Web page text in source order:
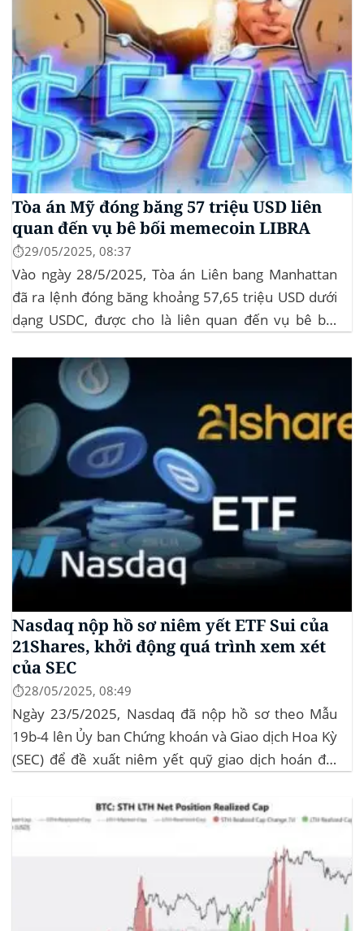
Tòa án Mỹ đóng băng 57 triệu USD liên
quan đến vụ bê bối memecoin LIBRA
⏱️29/05/2025, 08:37
Vào ngày 28/5/2025, Tòa án Liên bang Manhattan
đã ra lệnh đóng băng khoảng 57,65 triệu USD dưới
dạng USDC, được cho là liên quan đến vụ bê bối
tập thể do Burwick Law đại diện, cáo buộc các công
Nasdaq nộp hồ sơ niêm yết ETF Sui của
21Shares, khởi động quá trình xem xét
của SEC
⏱️28/05/2025, 08:49
Ngày 23/5/2025, Nasdaq đã nộp hồ sơ theo Mẫu
19b-4 lên Ủy ban Chứng khoán và Giao dịch Hoa Kỳ
(SEC) để đề xuất niêm yết quỹ giao dịch hoán đổi
trình xem xét chính thức của SEC đối với...